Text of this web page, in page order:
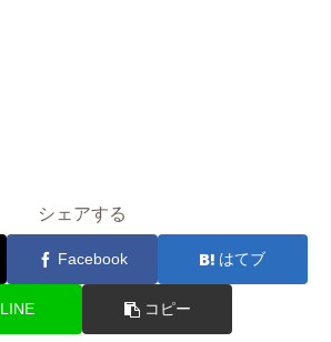
シェアする
Facebook はてブ
LINE コピー